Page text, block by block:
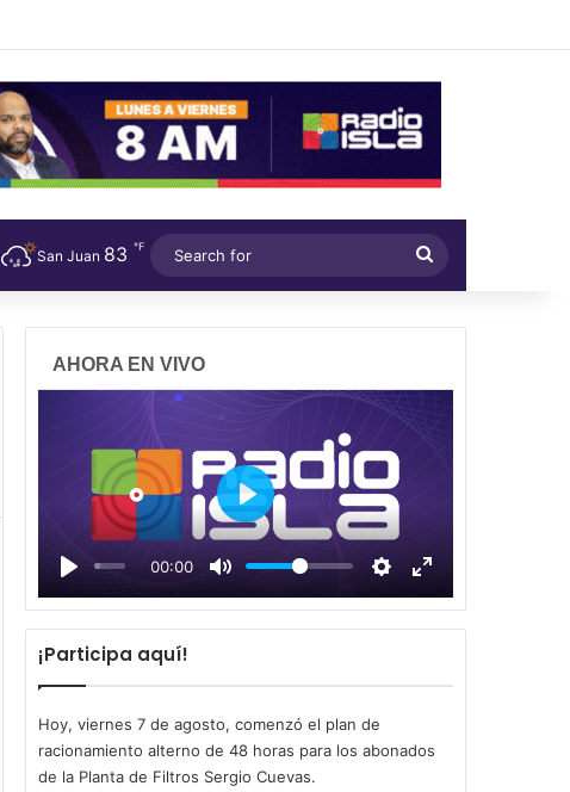
San Juan 83 ℉
for
AHORA EN VIVO
00:00
P
l
a
y
¡Participa aquí!
Hoy, viernes 7 de agosto, comenzó el plan de
racionamiento alterno de 48 horas para los abonados
de la Planta de Filtros Sergio Cuevas.